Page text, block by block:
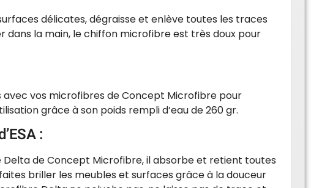
délicates, dégraisse et enlève toutes les traces
la main, le chiffon microfibre est très doux pour
avec vos microfibres de Concept Microfibre pour
grâce à son poids rempli d’eau de 260 gr.
:
Delta de Concept Microfibre, il absorbe et retient toutes
briller les meubles et surfaces grâce à la douceur